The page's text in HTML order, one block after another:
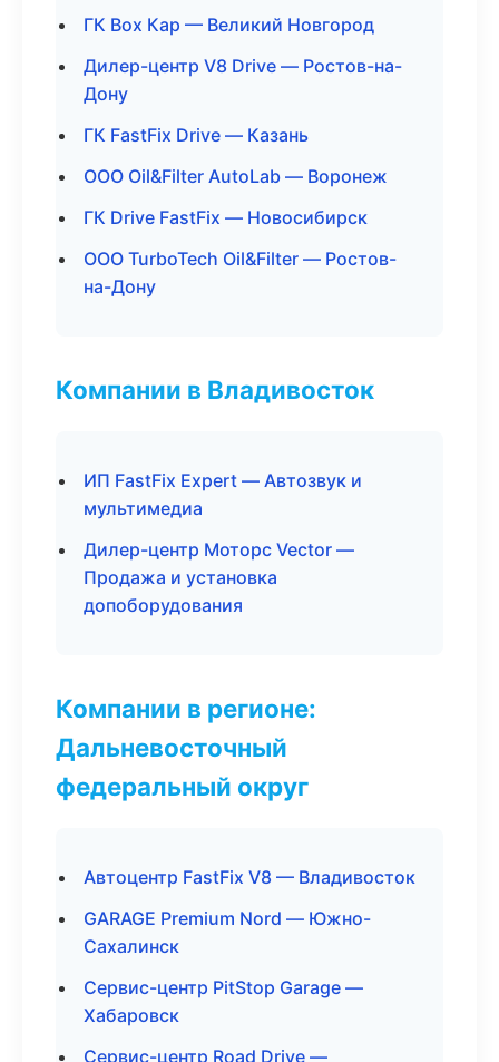
ГК Box Кар — Великий Новгород
Дилер-центр V8 Drive — Ростов-на-
Дону
ГК FastFix Drive — Казань
ООО Oil&Filter AutoLab — Воронеж
ГК Drive FastFix — Новосибирск
ООО TurboTech Oil&Filter — Ростов-
на-Дону
Компании в Владивосток
ИП FastFix Expert — Автозвук и
мультимедиа
Дилер-центр Моторс Vector —
Продажа и установка
допоборудования
Компании в регионе:
Дальневосточный
федеральный округ
Автоцентр FastFix V8 — Владивосток
GARAGE Premium Nord — Южно-
Сахалинск
Сервис-центр PitStop Garage —
Хабаровск
Сервис-центр Road Drive —